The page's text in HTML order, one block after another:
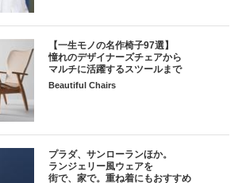
【一生モノの名作椅子97選】
憧れのデザイナーズチェアから
マルチに活躍するスツールまで
Beautiful Chairs
プラダ、サンローランほか。
ランジェリー風ウェアを
街で、家で。重ね着にもおすすめ